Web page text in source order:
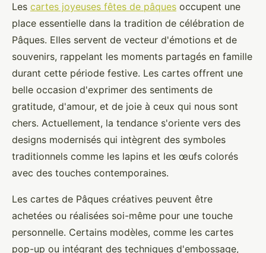
Les cartes joyeuses fêtes de pâques occupent une
place essentielle dans la tradition de célébration de
Pâques. Elles servent de vecteur d'émotions et de
souvenirs, rappelant les moments partagés en famille
durant cette période festive. Les cartes offrent une
belle occasion d'exprimer des sentiments de
gratitude, d'amour, et de joie à ceux qui nous sont
chers. Actuellement, la tendance s'oriente vers des
designs modernisés qui intègrent des symboles
traditionnels comme les lapins et les œufs colorés
avec des touches contemporaines.
Les cartes de Pâques créatives peuvent être
achetées ou réalisées soi-même pour une touche
personnelle. Certains modèles, comme les cartes
pop-up ou intégrant des techniques d'embossage,